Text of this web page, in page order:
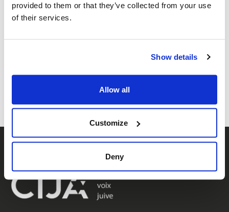
provided to them or that they’ve collected from your use
of their services.
Show details
Allow all
Customize
Deny
Événements de Hanoukka 2024